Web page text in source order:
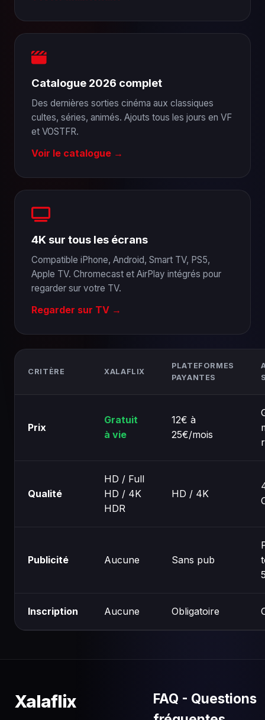
Catalogue 2026 complet
Des dernières sorties cinéma aux classiques
cultes, séries, animés. Ajouts tous les jours en VF
et VOSTFR.
Voir le catalogue →
4K sur tous les écrans
Compatible iPhone, Android, Smart TV, PS5,
Apple TV. Chromecast et AirPlay intégrés pour
regarder sur votre TV.
Regarder sur TV →
CRITÈRE XALAFLIX
PLATEFORMES
PAYANTES
Prix
Gratuit
à vie
12€ à
25€/mois
Qualité
HD / Full
HD / 4K
HDR
HD / 4K
Publicité Aucune Sans pub
Inscription Aucune Obligatoire
Xalaflix
FAQ - Questions